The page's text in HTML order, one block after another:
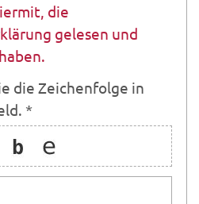
die
gelesen und
die Zeichenfolge in
*